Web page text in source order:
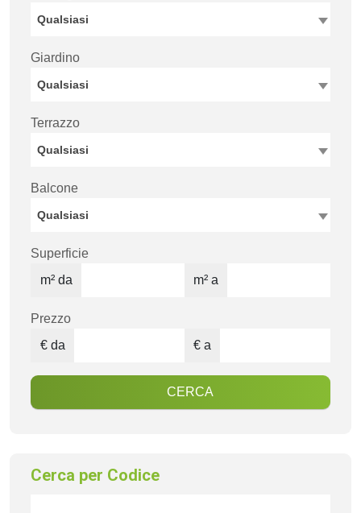
Qualsiasi
Giardino
Qualsiasi
Terrazzo
Qualsiasi
Balcone
Qualsiasi
Superficie
m² da
m² a
Prezzo
€ da
€ a
CERCA
Cerca per Codice